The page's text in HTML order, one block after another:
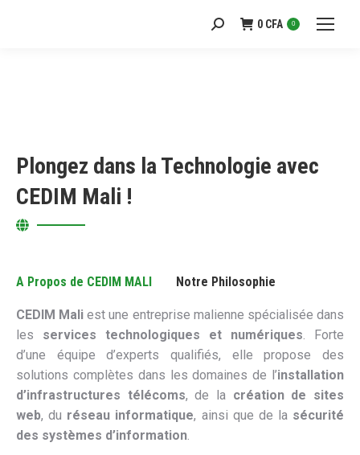
Recherche
0 CFA 0
Plongez dans la Technologie avec
CEDIM Mali !
A Propos de CEDIM MALI Notre Philosophie
CEDIM Mali est une entreprise malienne spécialisée dans
les services technologiques et numériques. Forte
d’une équipe d’experts qualifiés, elle propose des
solutions complètes dans les domaines de l’installation
d’infrastructures télécoms, de la création de sites
web, du réseau informatique, ainsi que de la sécurité
des systèmes d’information.